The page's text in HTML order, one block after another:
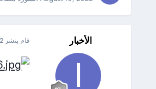
الأخبار قام بنشر